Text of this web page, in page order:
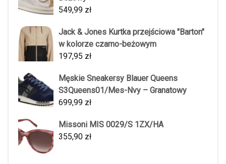
549,99 zł
Jack & Jones Kurtka przejściowa "Barton"
w kolorze czarno-beżowym
197,95 zł
Męskie Sneakersy Blauer Queens
S3Queens01/Mes-Nvy – Granatowy
699,99 zł
Missoni MIS 0029/S 1ZX/HA
355,90 zł